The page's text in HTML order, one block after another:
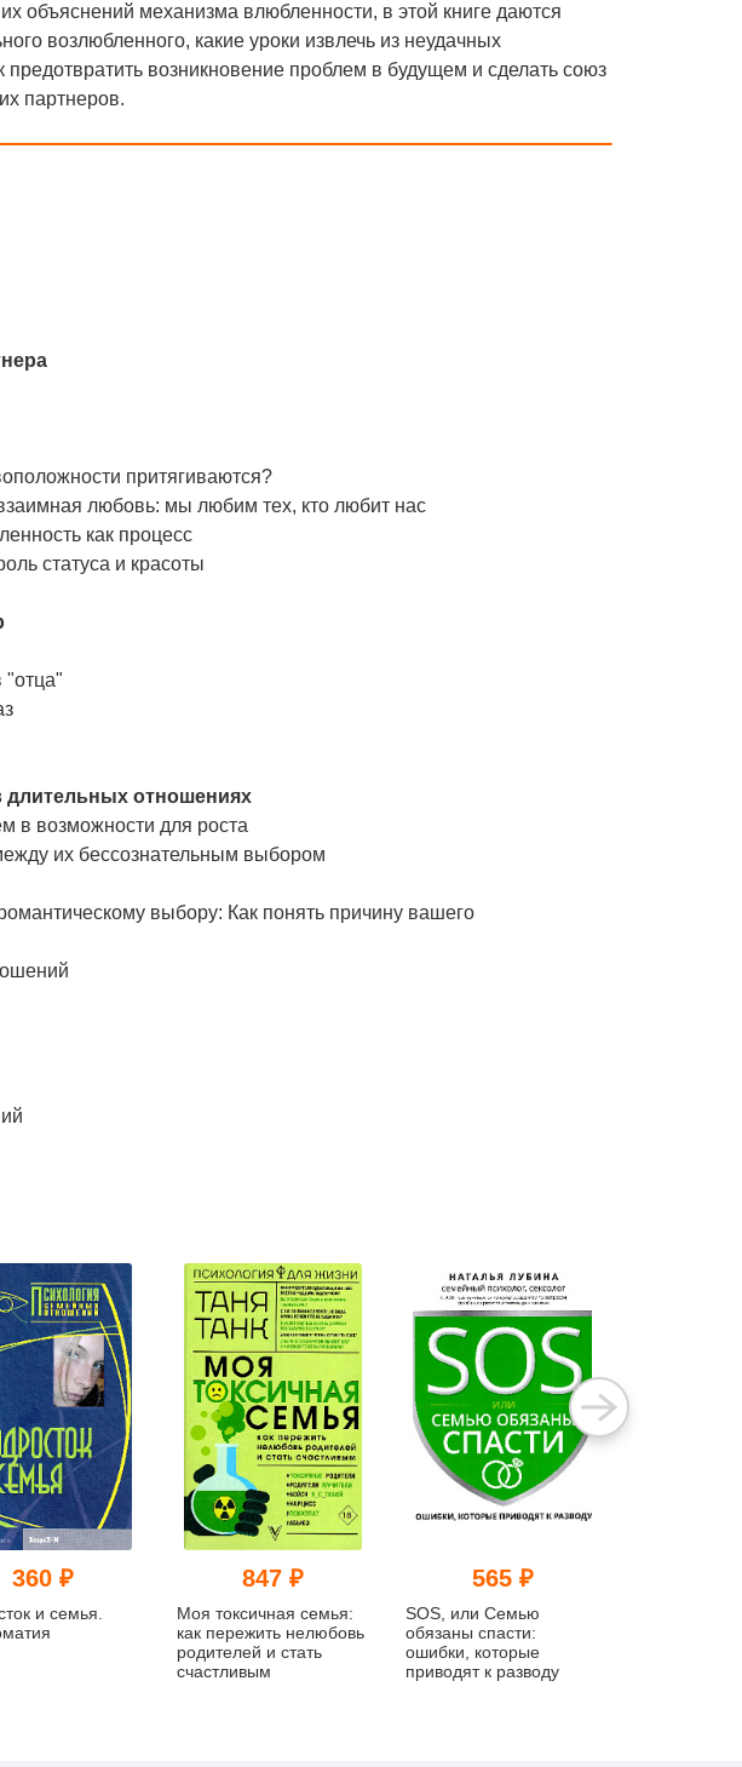
объяснений механизма влюбленности, в этой книге даются
возлюбленного, какие уроки извлечь из неудачных
возникновение проблем в будущем и сделать союз
партнеров.
притягиваются?
любовь: мы любим тех, кто любит нас
как процесс
статуса и красоты
"отца"
длительных отношениях
в возможности для роста
их бессознательным выбором
выбору: Как понять причину вашего
360 ₽
и семья.
847 ₽
Моя токсичная семья:
как пережить нелюбовь
родителей и стать
счастливым
565 ₽
SOS, или Семью
обязаны спасти:
ошибки, которые
приводят к разводу